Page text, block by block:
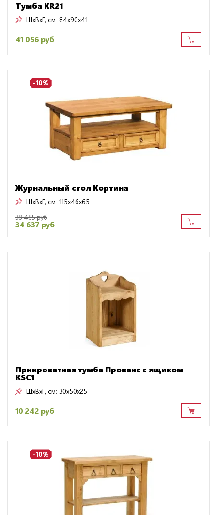
Тумба KR21
ШxВxГ, см: 84x90x41
41 056 руб
-10%
Журнальный стол Кортина
ШxВxГ, см: 115x46x65
38 485 руб
34 637 руб
Прикроватная тумба Прованс с ящиком
KSC1
ШxВxГ, см: 30x50x25
10 242 руб
-10%